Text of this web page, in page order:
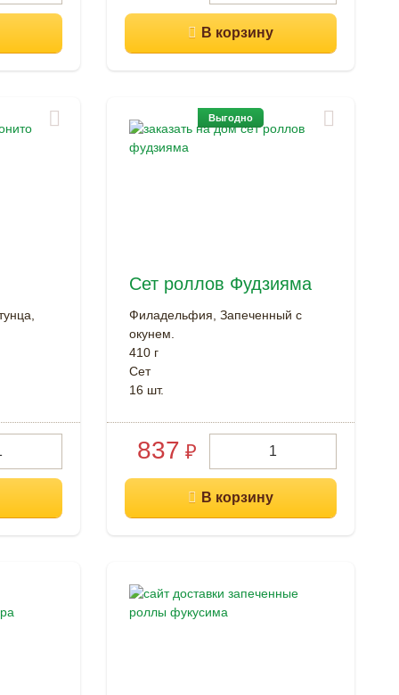
Сет роллов Фудзияма
Филадельфия, Запеченный с
окунем.
410 г
Cет
16 шт.
837 ₽
Выгодно